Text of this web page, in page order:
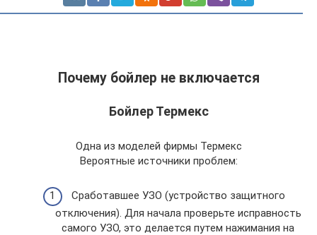
Почему бойлер не включается
Бойлер Термекс
Одна из моделей фирмы Термекс
Вероятные источники проблем:
Сработавшее УЗО (устройство защитного
отключения). Для начала проверьте исправность
самого УЗО, это делается путем нажимания на